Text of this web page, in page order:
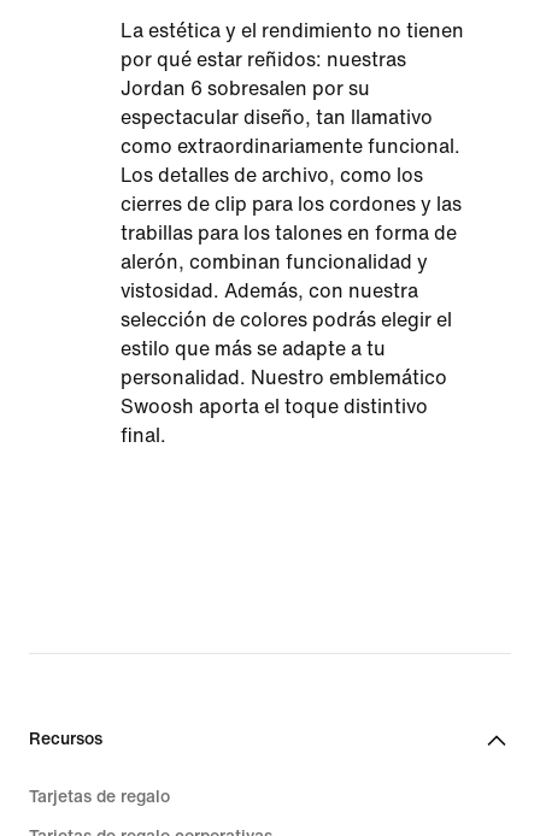
La estética y el rendimiento no tienen
por qué estar reñidos: nuestras
Jordan 6 sobresalen por su
espectacular diseño, tan llamativo
como extraordinariamente funcional.
Los detalles de archivo, como los
cierres de clip para los cordones y las
trabillas para los talones en forma de
alerón, combinan funcionalidad y
vistosidad. Además, con nuestra
selección de colores podrás elegir el
estilo que más se adapte a tu
personalidad. Nuestro emblemático
Swoosh aporta el toque distintivo
final.
Recursos
Tarjetas de regalo